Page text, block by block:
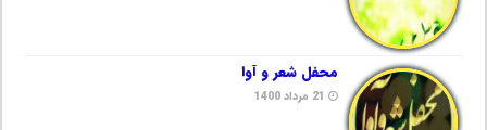
محفل شعر و آوا
21 مرداد 1400